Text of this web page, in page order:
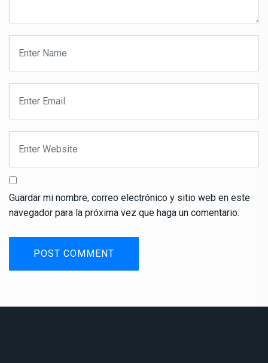
Guardar mi nombre, correo electrónico y sitio web en este
navegador para la próxima vez que haga un comentario.